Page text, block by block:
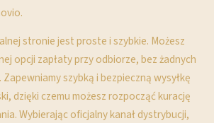
stronie jest proste i szybkie. Możesz
opcji zapłaty przy odbiorze, bez żadnych
szybką i bezpieczną wysyłkę
dzięki czemu możesz rozpocząć kurację
Wybierając oficjalny kanał dystrybucji,